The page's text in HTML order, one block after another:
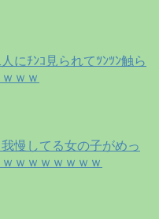
にﾁﾝｺ見られてﾂﾝﾂﾝ触ら
ｗｗ
我慢してる女の子がめっ
ｗｗｗｗｗｗｗ